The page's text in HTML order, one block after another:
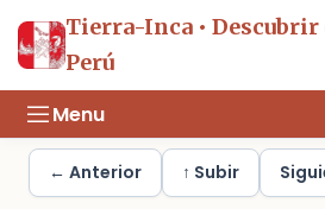
Tierra-Inca • Descubrir
Perú
Menu
← Anterior ↑ Subir